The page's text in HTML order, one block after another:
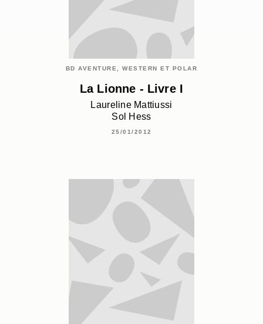
BD AVENTURE, WESTERN ET POLAR
La Lionne - Livre I
Laureline Mattiussi
Sol Hess
25/01/2012